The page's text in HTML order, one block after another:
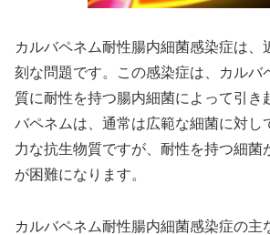
カルバペネム耐性腸内細菌感染症は、
刻な問題です。この感染症は、カルバ
質に耐性を持つ腸内細菌によって引き
バペネムは、通常は広範な細菌に対し
力な抗生物質ですが、耐性を持つ細菌
が困難になります。
カルバペネム耐性腸内細菌感染症の主